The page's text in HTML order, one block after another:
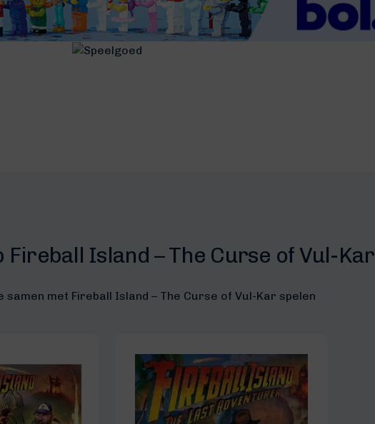
Island – The Curse of Vul-Kar
samen met Fireball Island – The Curse of Vul-Kar spelen